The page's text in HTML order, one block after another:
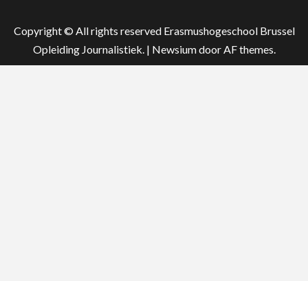
Copyright © All rights reserved Erasmushogeschool Brussel
Opleiding Journalistiek. | Newsiumdoor AF themes.